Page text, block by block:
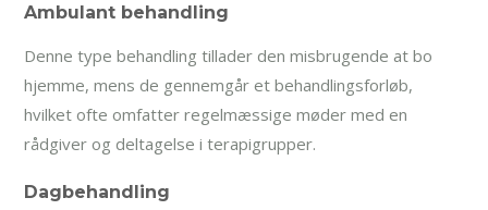
Ambulant behandling
Denne type behandling tillader den misbrugende at bo
hjemme, mens de gennemgår et behandlingsforløb,
hvilket ofte omfatter regelmæssige møder med en
rådgiver og deltagelse i terapigrupper.
Dagbehandling